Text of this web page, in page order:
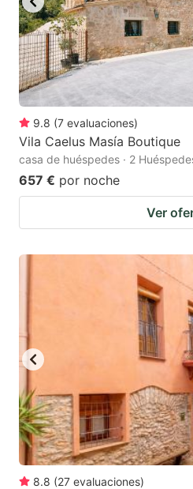
9.8 (7 evaluaciones)
Vila Caelus Masía Boutique
casa de huéspedes · 2
657 € por noche
Ver
8.8 (27 evaluaciones)